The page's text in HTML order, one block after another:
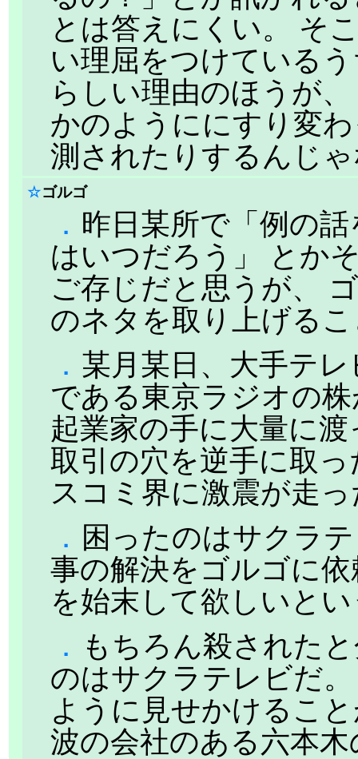
とは答えにくい。 そ
い理屈をつけている
らしい理由のほうが
かのようににすり変
測されたりするんじ
☆ゴルゴ
． 昨日某所で「例の
はいつだろう」 とか
ご存じだと思うが、
のネタを取り上げる
． 某月某日、大手テ
である東京ラジオの
起業家の手に大量に
取引の穴を逆手に取
スコミ界に激震が走
． 困ったのはサクラ
事の解決をゴルゴに
を始末して欲しいと
． もちろん殺された
のはサクラテレビだ
ように見せかけるこ
波の会社のある六本